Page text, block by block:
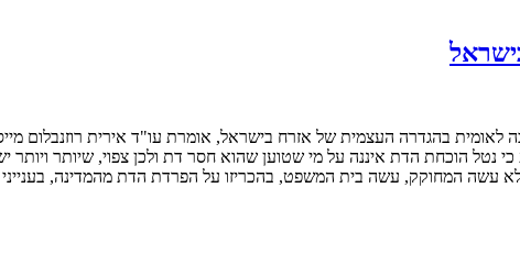
לאומית בהגדרה העצמית של אזרח בישראל, אומרת עו"ד אירית רוזנבלום
נטל הוכחת הדת איננה על מי שטוען שהוא חסר דת ולכן צפוי, שיותר ויותר
עשה המחוקק, עשה בית המשפט, בהכריזו על הפרדת הדת מהמדינה,